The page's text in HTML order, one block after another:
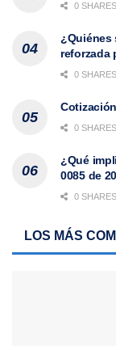
0 SHARES
¿Quiénes
reforzada
0 SHARES
0 SHARES
¿Qué
0085 de
0 SHARES
LOS MÁS